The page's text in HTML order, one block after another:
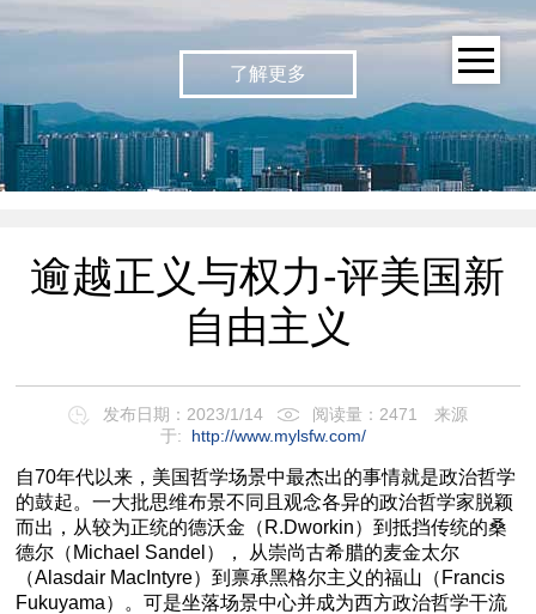
了解更多
逾越正义与权力-评美国新
自由主义
发布日期：2023/1/14 阅读量：2471
来源
于: http://www.mylsfw.com/
自70年代以来，美国哲学场景中最杰出的事情就是政治哲学
的鼓起。一大批思维布景不同且观念各异的政治哲学家脱颖
而出，从较为正统的德沃金（R.Dworkin）到抵挡传统的桑
德尔（Michael Sandel）， 从崇尚古希腊的麦金太尔
（Alasdair MacIntyre）到禀承黑格尔主义的福山（Francis
Fukuyama）。可是坐落场景中心并成为西方政治哲学干流